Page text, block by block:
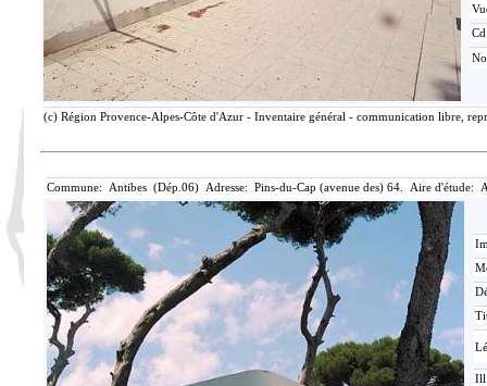
(c) Région Provence-Alpes-Côte d'Azur - Inventaire général - communication libre,
Commune: Antibes (Dép.06) Adresse: Pins-du-Cap (avenue des) 64. Aire d'étude:
Ill